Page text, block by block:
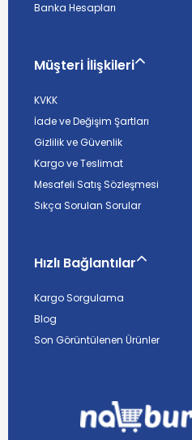
Banka Hesapları
Müşteri İlişkileri
KVKK
İade ve Değişim Şartları
Gizlilik ve Güvenlik
Kargo ve Teslimat
Mesafeli Satış Sözleşmesi
Sıkça Sorulan Sorular
Hızlı Bağlantılar
Kargo Sorgulama
Blog
Son Görüntülenen Ürünler